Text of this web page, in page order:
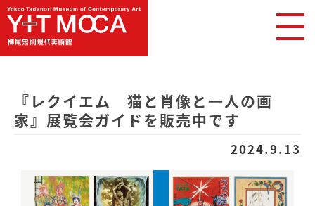
『レクイエム 猫と肖像と一人の画
家』展覧会ガイドを販売中です
2024.9.13